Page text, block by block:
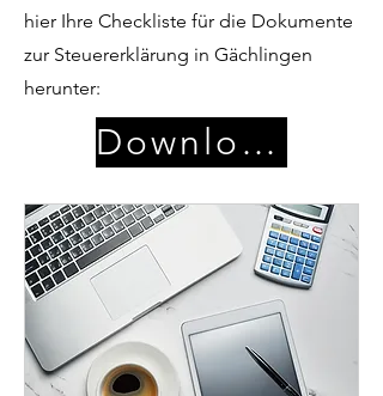
hier Ihre Checkliste für die Dokumente
zur Steuererklärung in Gächlingen
herunter:
Download